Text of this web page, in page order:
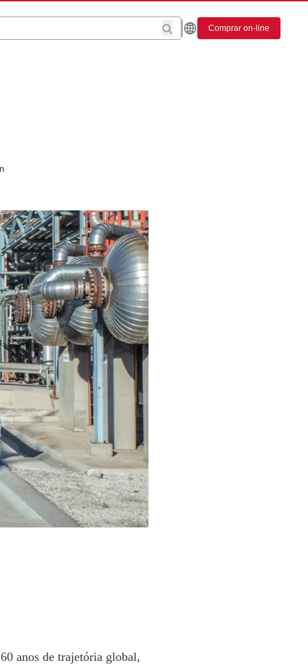
Comprar on-line
anos de trajetória global,